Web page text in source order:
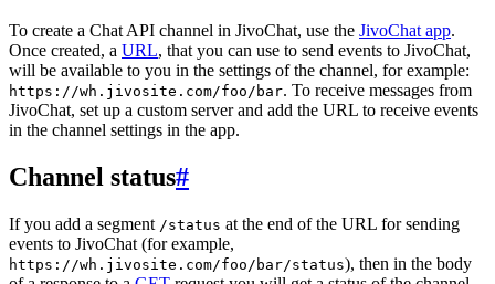
To create a Chat API channel in JivoChat, use the JivoChat app.
Once created, a URL, that you can use to send events to JivoChat,
will be available to you in the settings of the channel, for example:
https://wh.jivosite.com/foo/bar. To receive messages from
JivoChat, set up a custom server and add the URL to receive events
in the channel settings in the app.
Channel status#
If you add a segment /status at the end of the URL for sending
events to JivoChat (for example,
https://wh.jivosite.com/foo/bar/status), then in the body